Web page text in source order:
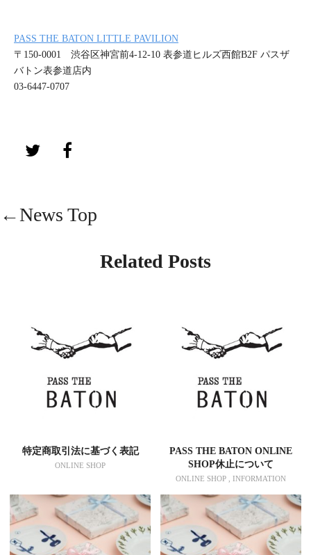
PASS THE BATON LITTLE PAVILION
〒150-0001 渋谷区神宮前4-12-10 表参道ヒルズ西館B2F パスザ
バトン表参道店内
03-6447-0707
←News Top
Related Posts
特定商取引法に基づく表記
ONLINE SHOP
PASS THE BATON ONLINE
SHOP休止について
ONLINE SHOP , INFORMATION